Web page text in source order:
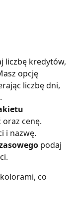
liczbę kredytów,
opcję
liczbę dni,
oraz cenę.
i nazwę.
podaj
co